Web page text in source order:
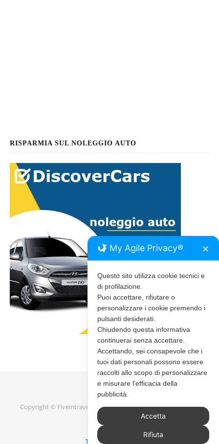
RISPARMIA SUL NOLEGGIO AUTO
Copyright © Fiveintravel 2020 - 2026 |Bard Tema diWP Royal.
TORNA IN ALTO
My Agile Privacy® ✕
Questo sito utilizza cookie tecnici e
di profilazione.
Puoi accettare, rifiutare o
personalizzare i cookie premendo i
pulsanti desiderati.
Chiudendo questa informativa
continuerai senza accettare.
Accettando, sei consapevole che i
tuoi dati personali possono essere
raccolti allo scopo di personalizzare
e misurare l'efficacia della
pubblicità.
Accetta
Rifiuta